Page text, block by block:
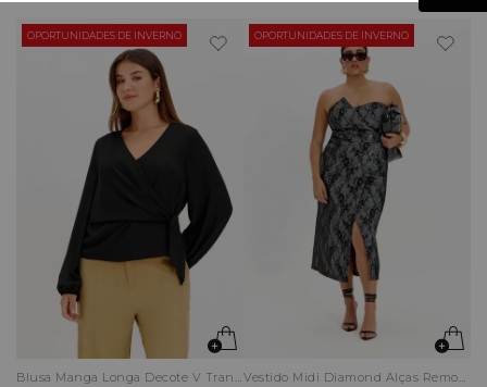
OPORTUNIDADES DE INVERNO
Blusa Manga Longa Decote V Transpassada
OPORTUNIDADES DE INVERNO
Vestido Midi Diamond Alças Removíveis